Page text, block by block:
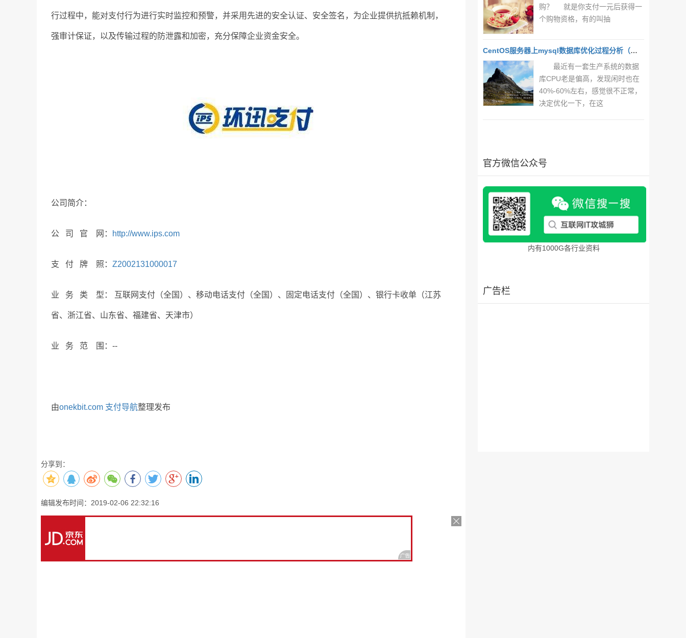
行过程中，能对支付行为进行实时监控和预警，并采用先进的安全认证、安全签名，为企业提供抗抵赖机制，
强审计保证，以及传输过程的防泄露和加密，充分保障企业资金安全。
公司简介：
公 司 官 网： http://www.ips.com
支 付 牌 照：Z2002131000017
业 务 类 型： 互联网支付（全国）、移动电话支付（全国）、固定电话支付（全国）、银行卡收单（江苏
省、浙江省、山东省、福建省、天津市）
业 务 范 围：--
由onekbit.com 支付导航整理发布
分享到：
编辑发布时间：2019-02-06 22:32:16
购？ 就是你支付一元后获得一
个购物资格，有的叫抽
CentOS服务器上mysql数据库优化过程分析（一）
最近有一套生产系统的数据
库CPU老是偏高，发现闲时也在
40%-60%左右，感觉很不正常，
决定优化一下，在这
官方微信公众号
内有1000G各行业资料
广告栏